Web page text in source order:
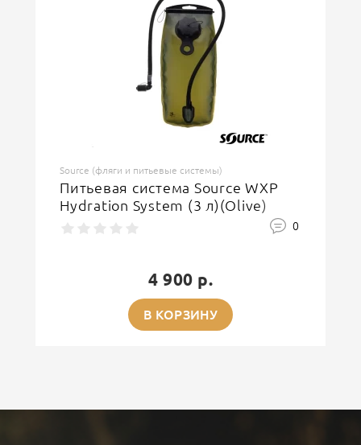
Source (фляги и питьевые системы)
Питьевая система Source WXP
Hydration System (3 л)(Olive)
0
4 900 р.
В КОРЗИНУ